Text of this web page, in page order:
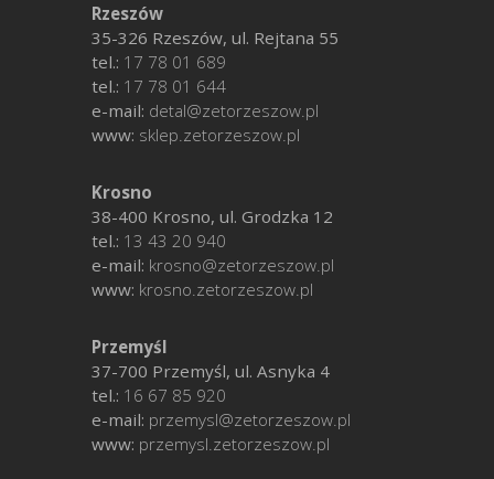
Rzeszów
35-326 Rzeszów, ul. Rejtana 55
tel.: 17 78 01 689
tel.: 17 78 01 644
e-mail: detal@zetorzeszow.pl
www: sklep.zetorzeszow.pl
Krosno
38-400 Krosno, ul. Grodzka 12
tel.: 13 43 20 940
e-mail: krosno@zetorzeszow.pl
www: krosno.zetorzeszow.pl
Przemyśl
37-700 Przemyśl, ul. Asnyka 4
tel.: 16 67 85 920
e-mail: przemysl@zetorzeszow.pl
www: przemysl.zetorzeszow.pl